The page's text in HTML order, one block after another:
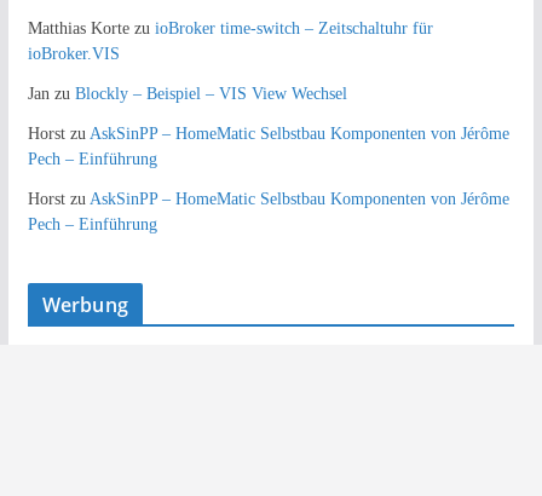
Matthias Kortezu ioBroker time-switch – Zeitschaltuhr für
ioBroker.VIS
Janzu Blockly – Beispiel – VIS View Wechsel
Horstzu AskSinPP – HomeMatic Selbstbau Komponenten von Jérôme
Pech – Einführung
Horstzu AskSinPP – HomeMatic Selbstbau Komponenten von Jérôme
Pech – Einführung
Werbung